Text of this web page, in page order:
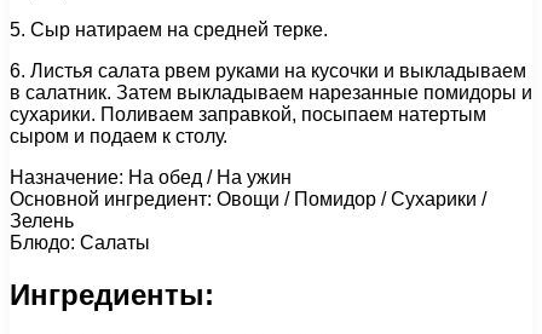
5. Сыр натираем на средней терке.
6. Листья салата рвем руками на кусочки и выкладываем
в салатник. Затем выкладываем нарезанные помидоры и
сухарики. Поливаем заправкой, посыпаем натертым
сыром и подаем к столу.
Назначение: На обед / На ужин
Основной ингредиент: Овощи / Помидор / Сухарики /
Зелень
Блюдо: Салаты
Ингредиенты: